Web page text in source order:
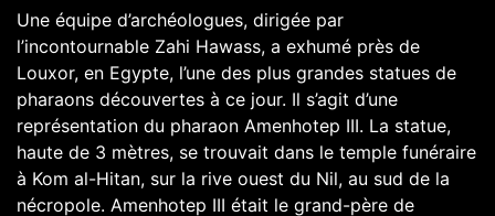
Une équipe d’archéologues, dirigée par
l’incontournable Zahi Hawass, a exhumé près de
Louxor, en Egypte, l’une des plus grandes statues de
pharaons découvertes à ce jour. Il s’agit d’une
représentation du pharaon Amenhotep III. La statue,
haute de 3 mètres, se trouvait dans le temple funéraire
à Kom al-Hitan, sur la rive ouest du Nil, au sud de la
nécropole. Amenhotep III était le grand-père de